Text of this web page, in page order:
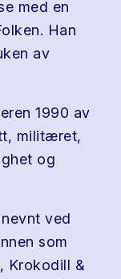
med en
Han
av
1990 av
militæret,
og
ved
som
Krokodill &